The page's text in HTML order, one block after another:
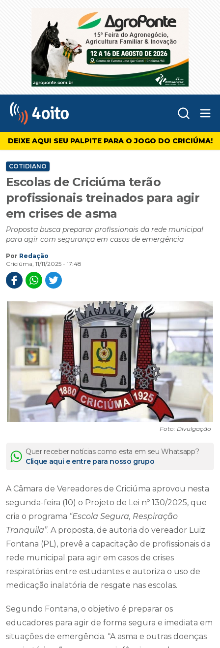
4oito
DEIXE AQUI SEU PALPITE PARA O JOGO DO CRICIÚMA!
COTIDIANO
Escolas de Criciúma terão
profissionais treinados para agir
em crises de asma
Proposta busca preparar profissionais da rede municipal
para agir com segurança em casos de emergência
Por Redação
Criciúma, 11/11/2025 - 17:48
Foto: Divulgação
Quer receber notícias como esta em seu Whatsapp?
Clique aqui e entre para nosso grupo
A Câmara de Vereadores de Criciúma aprovou nesta
segunda-feira (10) o Projeto de Lei nº 130/2025, que
cria o programa “Escola Segura, Respiração
Tranquila”. A proposta, de autoria do vereador Luiz
Fontana (PL), prevê a capacitação de profissionais da
rede municipal para agir em casos de crises
respiratórias entre estudantes e autoriza o uso de
medicação inalatória de resgate nas escolas.
Segundo Fontana, o objetivo é preparar os
educadores para agir de forma segura e imediata em
situações de emergência. “A asma e outras doenças